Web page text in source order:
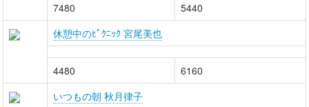
7480
5440
休憩中のﾋﾟｸﾆｯｸ 宮尾美也
4480
6160
いつもの朝 秋月律子